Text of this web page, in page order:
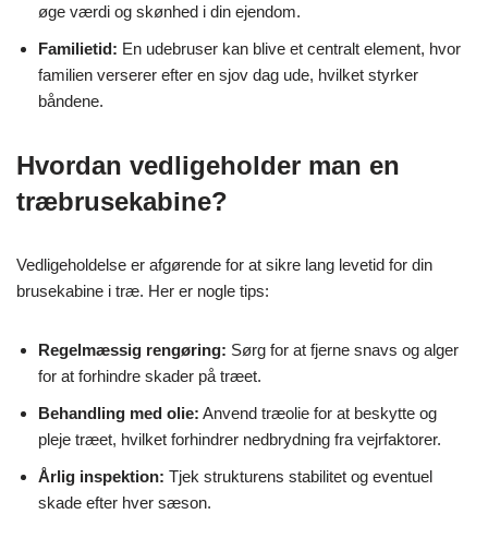
øge værdi og skønhed i din ejendom.
Familietid: En udebruser kan blive et centralt element, hvor
familien verserer efter en sjov dag ude, hvilket styrker
båndene.
Hvordan vedligeholder man en
træbrusekabine?
Vedligeholdelse er afgørende for at sikre lang levetid for din
brusekabine i træ. Her er nogle tips:
Regelmæssig rengøring: Sørg for at fjerne snavs og alger
for at forhindre skader på træet.
Behandling med olie: Anvend træolie for at beskytte og
pleje træet, hvilket forhindrer nedbrydning fra vejrfaktorer.
Årlig inspektion: Tjek strukturens stabilitet og eventuel
skade efter hver sæson.